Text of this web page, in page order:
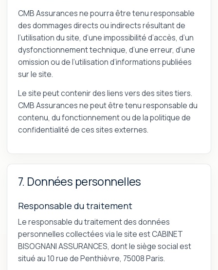
CMB Assurances ne pourra être tenu responsable
des dommages directs ou indirects résultant de
l’utilisation du site, d’une impossibilité d’accès, d’un
dysfonctionnement technique, d’une erreur, d’une
omission ou de l’utilisation d’informations publiées
sur le site.
Le site peut contenir des liens vers des sites tiers.
CMB Assurances ne peut être tenu responsable du
contenu, du fonctionnement ou de la politique de
confidentialité de ces sites externes.
7. Données personnelles
Responsable du traitement
Le responsable du traitement des données
personnelles collectées via le site est CABINET
BISOGNANI ASSURANCES, dont le siège social est
situé au 10 rue de Penthièvre, 75008 Paris.